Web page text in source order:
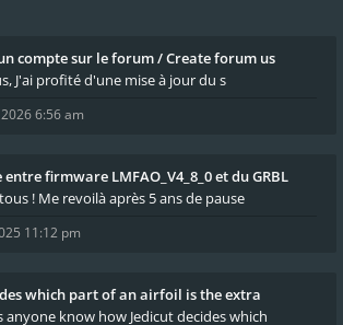
compte sur le forum / Create forum us
J'ai profité d'une mise à jour du s
6:56 am
firmware LMFAO_V4_8_0 et du GRBL
! Me revoilà après 5 ans de pause
11:12 pm
which part of an airfoil is the extra
anyone know how Jedicut decides which